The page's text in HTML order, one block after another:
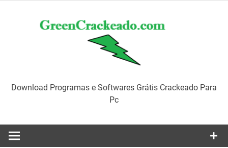
Download Programas e Softwares Grátis Crackeado Para
Pc